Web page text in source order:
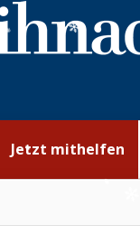
Jetzt mithelfen